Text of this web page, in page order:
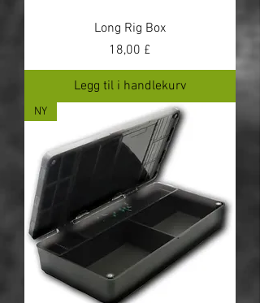
Long Rig Box
Pris
18,00 £
Legg til i handlekurv
NY